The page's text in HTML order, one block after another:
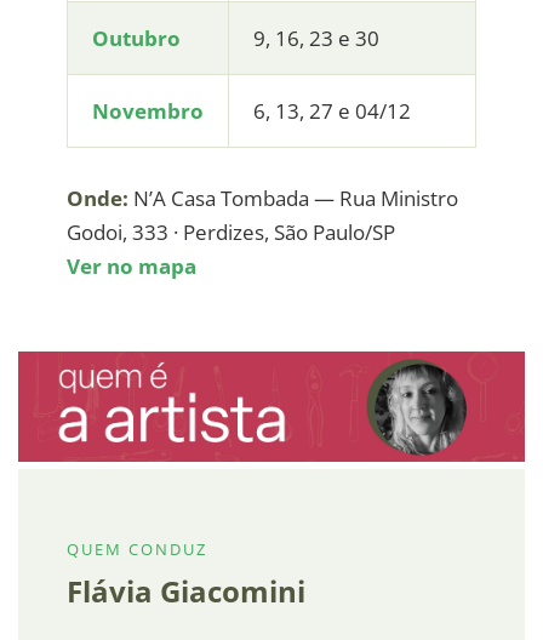
Outubro 9, 16, 23 e 30
Novembro 6, 13, 27 e 04/12
Onde: N’A Casa Tombada — Rua Ministro
Godoi, 333 · Perdizes, São Paulo/SP
Ver no mapa
QUEM CONDUZ
Flávia Giacomini